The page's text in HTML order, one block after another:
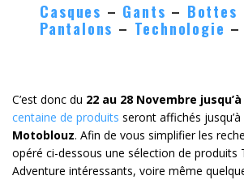
Casques – Gants – Bottes
Pantalons – Technologie –
C’est donc du 22 au 28 Novembre jusqu’à
centaine de produits seront affichés jusqu’à
Motoblouz. Afin de vous simplifier les
opéré ci-dessous une sélection de produits
Adventure intéressants, voire même